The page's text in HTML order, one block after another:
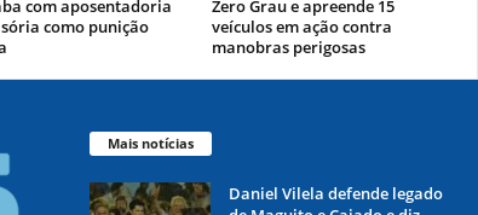
com aposentadoria
como punição
Zero Grau e apreende 15
veículos em ação contra
manobras perigosas
Mais notícias
Daniel Vilela defende legado